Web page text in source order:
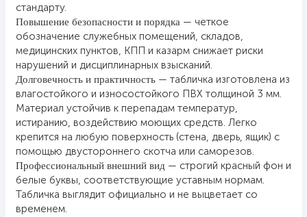
22 июня, День памяти и скорби
Выпускной для школ и ВУЗов
29 июня, День партизан и
подпольщиков
3 июля, День ГАИ (ГИБДД)
8 июля, День Семьи Любви и
Верности
День рыбака (второе воскресенье
июля)
День ВМФ (последнее воскресенье
июля)
стандарту.
Повышение безопасности и порядка— четкое
обозначение служебных помещений, складов,
медицинских пунктов, КПП и казарм снижает риски
нарушений и дисциплинарных взысканий.
Долговечность и практичность— табличка изготовлена из
влагостойкого и износостойкого ПВХ толщиной 3 мм.
Материал устойчив к перепадам температур,
истиранию, воздействию моющих средств. Легко
крепится на любую поверхность (стена, дверь, ящик) с
помощью двустороннего скотча или саморезов.
Профессиональный внешний вид— строгий красный фон и
белые буквы, соответствующие уставным нормам.
Табличка выглядит официально и не выцветает со
временем.